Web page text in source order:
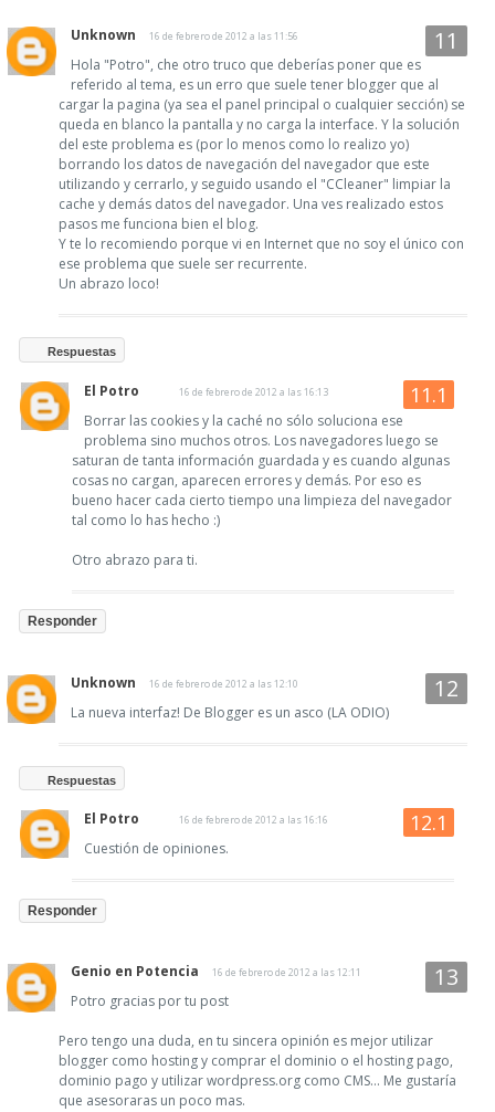
Unknown 16 de febrero de 2012 a las 11:56
Hola "Potro", che otro truco que deberías poner que es
referido al tema, es un erro que suele tener blogger que al
cargar la pagina (ya sea el panel principal o cualquier sección) se
queda en blanco la pantalla y no carga la interface. Y la solución
del este problema es (por lo menos como lo realizo yo)
borrando los datos de navegación del navegador que este
utilizando y cerrarlo, y seguido usando el "CCleaner" limpiar la
cache y demás datos del navegador. Una ves realizado estos
pasos me funciona bien el blog.
Y te lo recomiendo porque vi en Internet que no soy el único con
ese problema que suele ser recurrente.
Un abrazo loco!
Respuestas
El Potro 16 de febrero de 2012 a las 16:13
Borrar las cookies y la caché no sólo soluciona ese
problema sino muchos otros. Los navegadores luego se
saturan de tanta información guardada y es cuando algunas
cosas no cargan, aparecen errores y demás. Por eso es
bueno hacer cada cierto tiempo una limpieza del navegador
tal como lo has hecho :)
Otro abrazo para ti.
Responder
Unknown 16 de febrero de 2012 a las 12:10
La nueva interfaz! De Blogger es un asco (LA ODIO)
Respuestas
El Potro 16 de febrero de 2012 a las 16:16
Cuestión de opiniones.
Responder
Genio en Potencia 16 de febrero de 2012 a las 12:11
Potro gracias por tu post
Pero tengo una duda, en tu sincera opinión es mejor utilizar
blogger como hosting y comprar el dominio o el hosting pago,
dominio pago y utilizar wordpress.org como CMS... Me gustaría
que asesoraras un poco mas.